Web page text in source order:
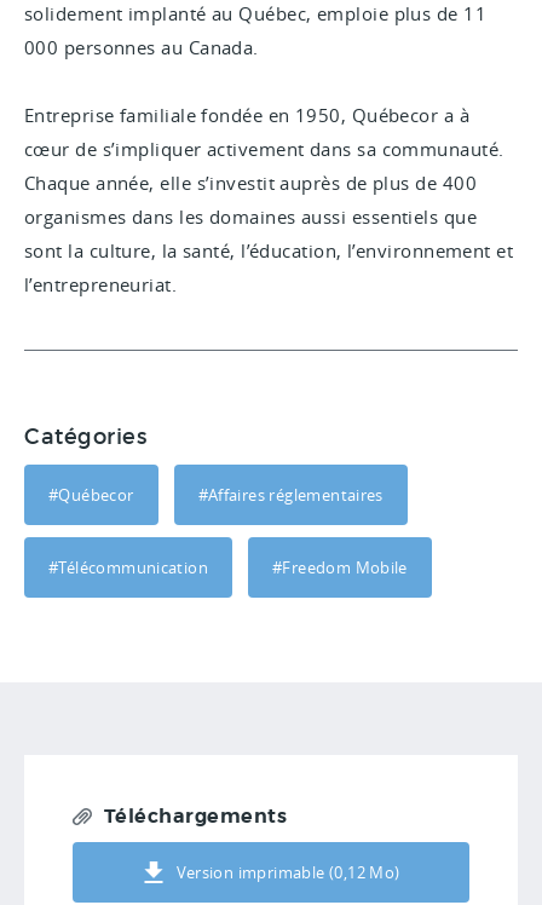
solidement implanté au Québec, emploie plus de 11
000 personnes au Canada.
Entreprise familiale fondée en 1950, Québecor a à
cœur de s’impliquer activement dans sa communauté.
Chaque année, elle s’investit auprès de plus de 400
organismes dans les domaines aussi essentiels que
sont la culture, la santé, l’éducation, l’environnement et
l’entrepreneuriat.
Catégories
#Québecor #Affaires réglementaires
#Télécommunication #Freedom Mobile
Téléchargements
Version imprimable (0,12 Mo)